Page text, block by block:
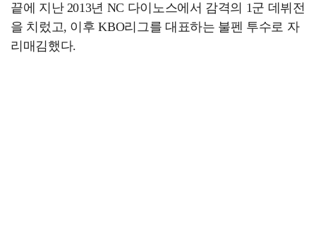
끝에 지난 2013년 NC 다이노스에서 감격의 1군 데뷔전
을 치렀고, 이후 KBO리그를 대표하는 불펜 투수로 자
리매김했다.